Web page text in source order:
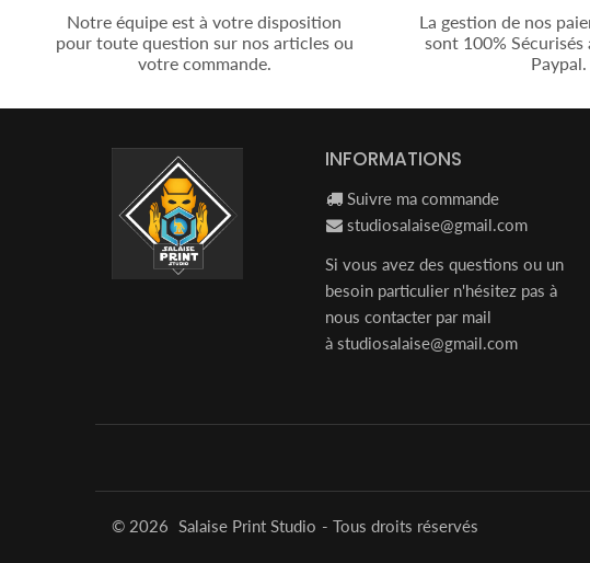
Notre équipe est à votre disposition
pour toute question sur nos articles ou
votre commande.
La gestion de nos
sont 100% Sécurisés
Paypal.
INFORMATIONS
Suivre ma commande
studiosalaise@gmail.com
Si vous avez des questions ou un
besoin particulier n'hésitez pas à
nous contacter par mail
à studiosalaise@gmail.com
© 2026 Salaise Print Studio - Tous droits réservés